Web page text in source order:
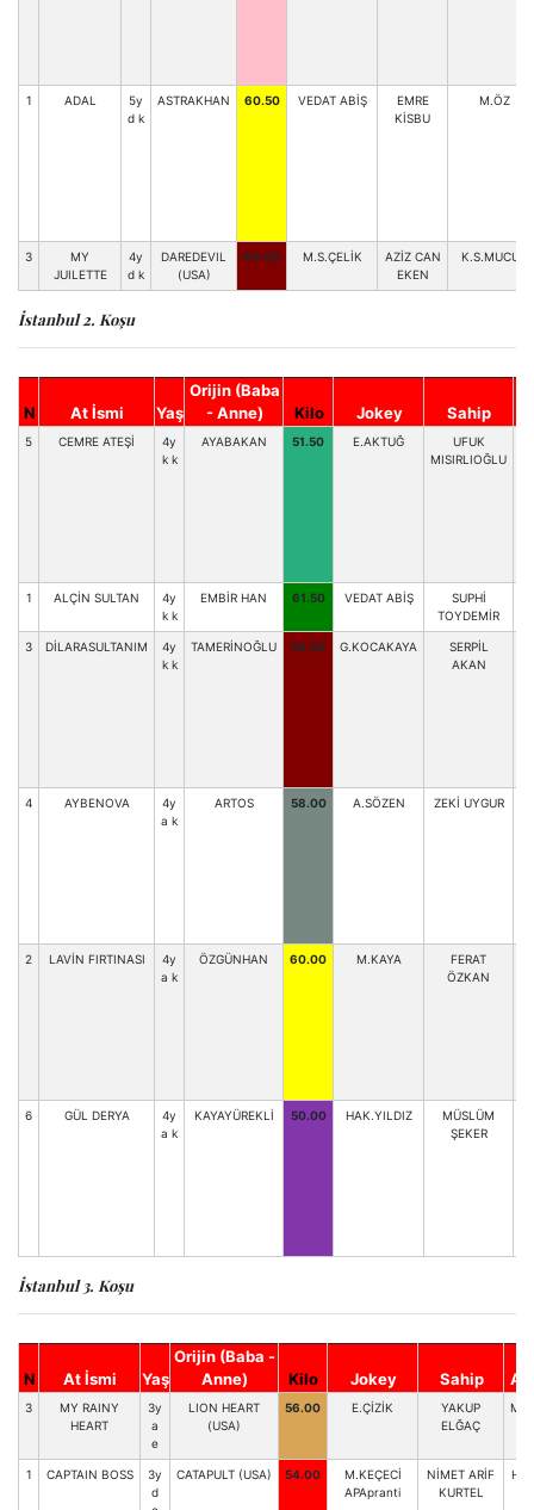
1 ADAL
5y
d k
ASTRAKHAN 60.50 VEDAT ABİŞ
EMRE
KİSBU
M.ÖZ
3
MY
JUILETTE
4y
d k
DAREDEVIL
(USA)
60.00 M.S.ÇELİK
AZİZ CAN
EKEN
K.S.MUCUR
İstanbul 2. Koşu
N At İsmi Yaş
Orijin (Baba
- Anne)
Kilo Jokey Sahip
5 CEMRE ATEŞİ
4y
k k
AYABAKAN 51.50 E.AKTUĞ
UFUK
MISIRLIOĞLU
1 ALÇİN SULTAN
4y
k k
EMBİR HAN 61.50 VEDAT ABİŞ
SUPHİ
TOYDEMİR
3 DİLARASULTANIM
4y
k k
TAMERİNOĞLU 59.50 G.KOCAKAYA
SERPİL
AKAN
4 AYBENOVA
4y
a k
ARTOS 58.00 A.SÖZEN ZEKİ UYGUR
2 LAVİN FIRTINASI
4y
a k
ÖZGÜNHAN 60.00 M.KAYA
FERAT
ÖZKAN
6 GÜL DERYA
4y
a k
KAYAYÜREKLİ 50.00 HAK.YILDIZ
MÜSLÜM
ŞEKER
İstanbul 3. Koşu
N At İsmi Yaş
Orijin (Baba -
Anne)
Kilo Jokey Sahip
3
MY RAINY
HEART
3y
a
e
LION HEART
(USA)
56.00 E.ÇİZİK
YAKUP
ELĞAÇ
1 CAPTAIN BOSS
3y
d
CATAPULT (USA) 54.00
M.KEÇECİ
APApranti
NİMET ARİF
KURTEL